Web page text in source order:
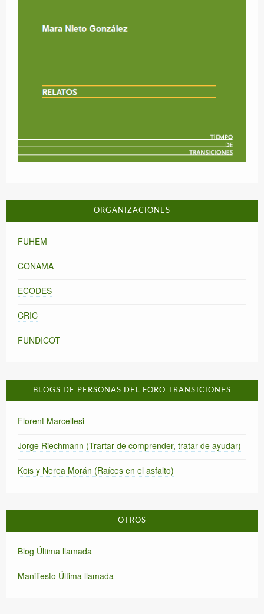
ORGANIZACIONES
FUHEM
CONAMA
ECODES
CRIC
FUNDICOT
BLOGS DE PERSONAS DEL FORO TRANSICIONES
Florent Marcellesi
Jorge Riechmann (Trartar de comprender, tratar de ayudar)
Kois y Nerea Morán (Raíces en el asfalto)
OTROS
Blog Última llamada
Manifiesto Última llamada